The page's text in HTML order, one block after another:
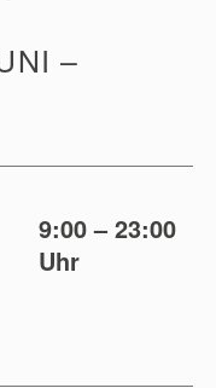
–
9:00 – 23:00
Uhr